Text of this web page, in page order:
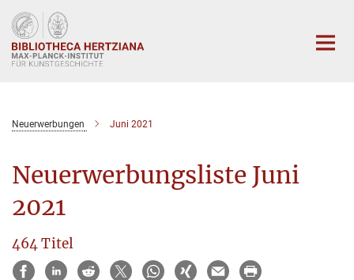
Hauptinhalt
Neuerwerbungen Juni 2021
Neuerwerbungsliste Juni
2021
464 Titel